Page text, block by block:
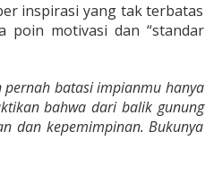
inspirasi yang tak terbatas
poin motivasi dan “standar
pernah batasi impianmu hanya
bahwa dari balik gunung
dan kepemimpinan. Bukunya